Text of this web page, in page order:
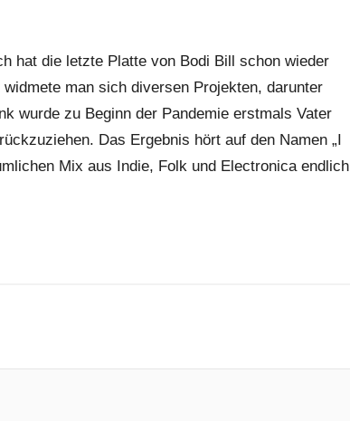
hat die letzte Platte von Bodi Bill schon wieder
man sich diversen Projekten, darunter
wurde zu Beginn der Pandemie erstmals Vater
Das Ergebnis hört auf den Namen „I
Mix aus Indie, Folk und Electronica endlich